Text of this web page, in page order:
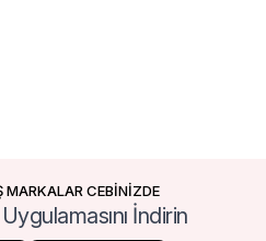
MARKALAR CEBİNİZDE
İndirin